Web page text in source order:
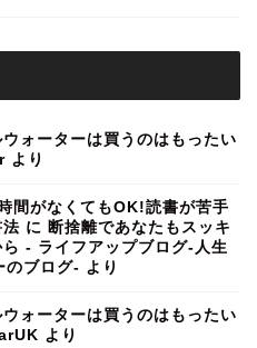
ウォーターは買うのはもったい
より
間がなくてもOK!読書が苦手
に 断捨離であなたもスッキ
- ライフアップブログ-人生
のブログ- より
ウォーターは買うのはもったい
より